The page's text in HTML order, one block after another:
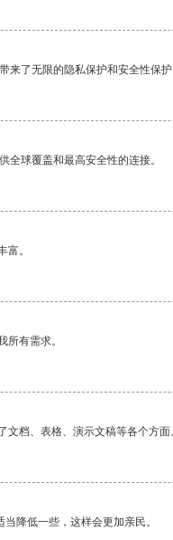
来了无限的隐私保护和安全性保护
全球覆盖和最高安全性的连接。
富。
所有需求。
文档、表格、演示文稿等各个方
降低一些，这样会更加亲民。